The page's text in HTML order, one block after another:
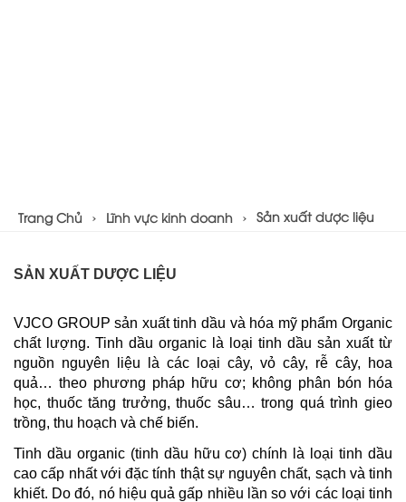
Trang Chủ Lĩnh vực kinh doanh Sản xuất dược liệu
SẢN XUẤT DƯỢC LIỆU
VJCO GROUP sản xuất tinh dầu và hóa mỹ phẩm Organic
chất lượng. Tinh dầu organic là loại tinh dầu sản xuất từ
nguồn nguyên liệu là các loại cây, vỏ cây, rễ cây, hoa
quả… theo phương pháp hữu cơ; không phân bón hóa
học, thuốc tăng trưởng, thuốc sâu… trong quá trình gieo
trồng, thu hoạch và chế biến.
Tinh dầu organic (tinh dầu hữu cơ) chính là loại tinh dầu
cao cấp nhất với đặc tính thật sự nguyên chất, sạch và tinh
khiết. Do đó, nó hiệu quả gấp nhiều lần so với các loại tinh